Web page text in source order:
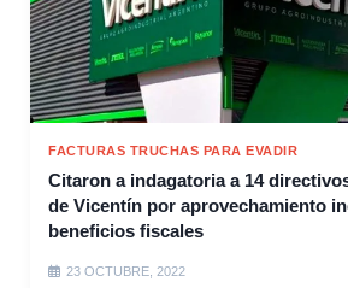
FACTURAS TRUCHAS PARA EVADIR
Citaron a indagatoria a 14
de Vicentín por aprovechamiento
beneficios fiscales
23 OCTUBRE, 2022